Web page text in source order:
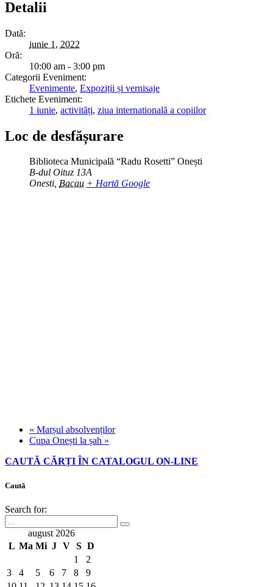
Detalii
Dată:
iunie 1, 2022
Oră:
10:00 am - 3:00 pm
Categorii Eveniment:
Evenimente, Expoziții și vernisaje
Etichete Eveniment:
1 iunie, activități, ziua internatională a copiilor
Loc de desfășurare
Biblioteca Municipală “Radu Rosetti” Onești
B-dul Oituz 13A
Onesti, Bacau + Hartă Google
« Marșul absolvenților
Cupa Onești la șah »
CAUTĂ CĂRȚI ÎN CATALOGUL ON-LINE
Caută
Search for:
august 2026
L Ma Mi J V S D
1
2
3
4 5 6 7 8
9